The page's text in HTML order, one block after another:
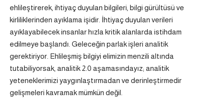
ehlileştirerek, ihtiyaç duyulan bilgileri, bilgi gürültüsü ve
kirliliklerinden ayıklama işidir. İhtiyaç duyulan verileri
ayıklayabilecek insanlar hızla kritik alanlarda istihdam
edilmeye başlandı. Geleceğin parlak işleri analitik
gerektiriyor. Ehlileşmiş bilgiyi elimizin menzili altında
tutabiliyorsak, analitik 2.0 aşamasındayız; analitik
yeteneklerimizi yaygınlaştırmadan ve derinleştirmedir
gelişmeleri kavramak mümkün değil.